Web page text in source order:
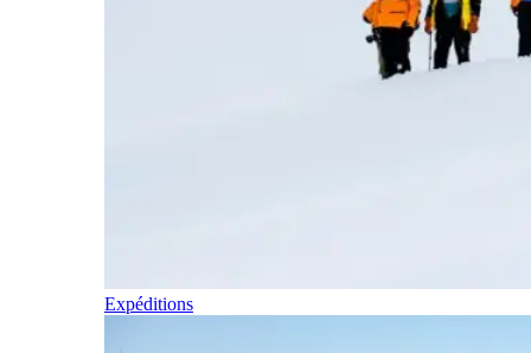
Expéditions